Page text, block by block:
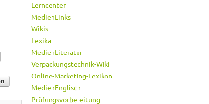
Lerncenter
MedienLinks
Wikis
Lexika
MedienLiteratur
Verpackungstechnik-Wiki
Online-Marketing-Lexikon
MedienEnglisch
Prüfungsvorbereitung